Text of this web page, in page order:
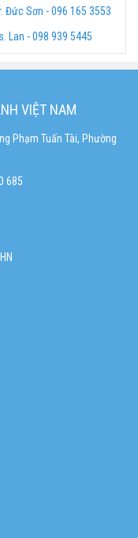
Đức Sơn - 096 165 3553
Lan - 098 939 5445
VIỆT NAM
Phạm Tuấn Tài, Phường
685